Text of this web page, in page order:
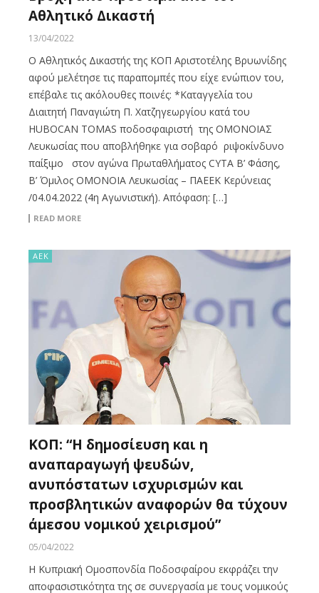
Αθλητικό Δικαστή
13/04/2022
Ο Αθλητικός Δικαστής της ΚΟΠ Αριστοτέλης Βρυωνίδης
αφού μελέτησε τις παραπομπές που είχε ενώπιον του,
επέβαλε τις ακόλουθες ποινές: *Καταγγελία του
Διαιτητή Παναγιώτη Π. Χατζηγεωργίου κατά του
HUBOCAN TOMAS ποδοσφαιριστή της OMONOIAΣ
Λευκωσίας που αποβλήθηκε για σοβαρό ριψοκίνδυνο
παίξιμο στον αγώνα Πρωταθλήματος CYTA B’ Φάσης,
Β’ Όμιλος ΟΜΟΝΟΙΑ Λευκωσίας – ΠΑΕΕΚ Κερύνειας
/04.04.2022 (4η Αγωνιστική). Απόφαση: […]
READ MORE
ΑΕΚ
ΚΟΠ: “Η δημοσίευση και η
αναπαραγωγή ψευδών,
ανυπόστατων ισχυρισμών και
προσβλητικών αναφορών θα τύχουν
άμεσου νομικού χειρισμού”
05/04/2022
Η Κυπριακή Ομοσπονδία Ποδοσφαίρου εκφράζει την
αποφασιστικότητα της σε συνεργασία με τους νομικούς